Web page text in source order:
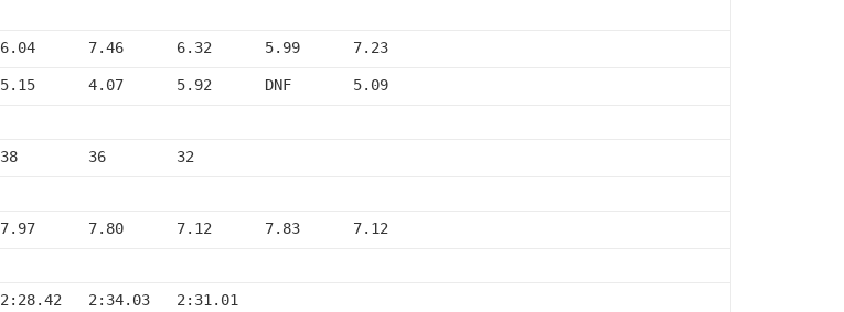
6.04      7.46      6.32      5.99      7.23
5.15      4.07      5.92      DNF       5.09
38        36        32
7.97      7.80      7.12      7.83      7.12
2:28.42   2:34.03   2:31.01